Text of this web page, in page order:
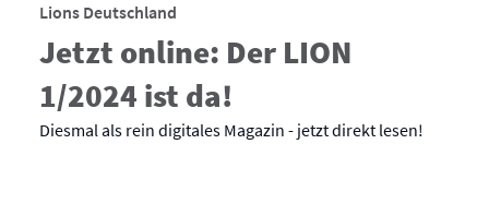
Lions Deutschland
Jetzt online: Der LION
1/2024 ist da!
Diesmal als rein digitales Magazin - jetzt direkt lesen!